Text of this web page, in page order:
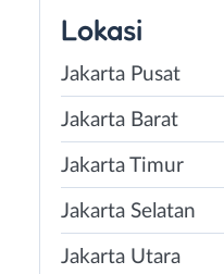
Lokasi
Jakarta Pusat
Jakarta Barat
Jakarta Timur
Jakarta Selatan
Jakarta Utara